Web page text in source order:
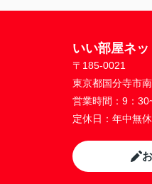
いい部屋ネ
〒185-0021
東京都国分寺市
営業時間： 9：
定休日： 年中無休